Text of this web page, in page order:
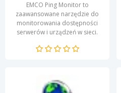
EMCO Ping Monitor to
zaawansowane narzędzie do
monitorowania dostępności
serwerów i urządzeń w sieci.
śledzenie stanu połączeń i